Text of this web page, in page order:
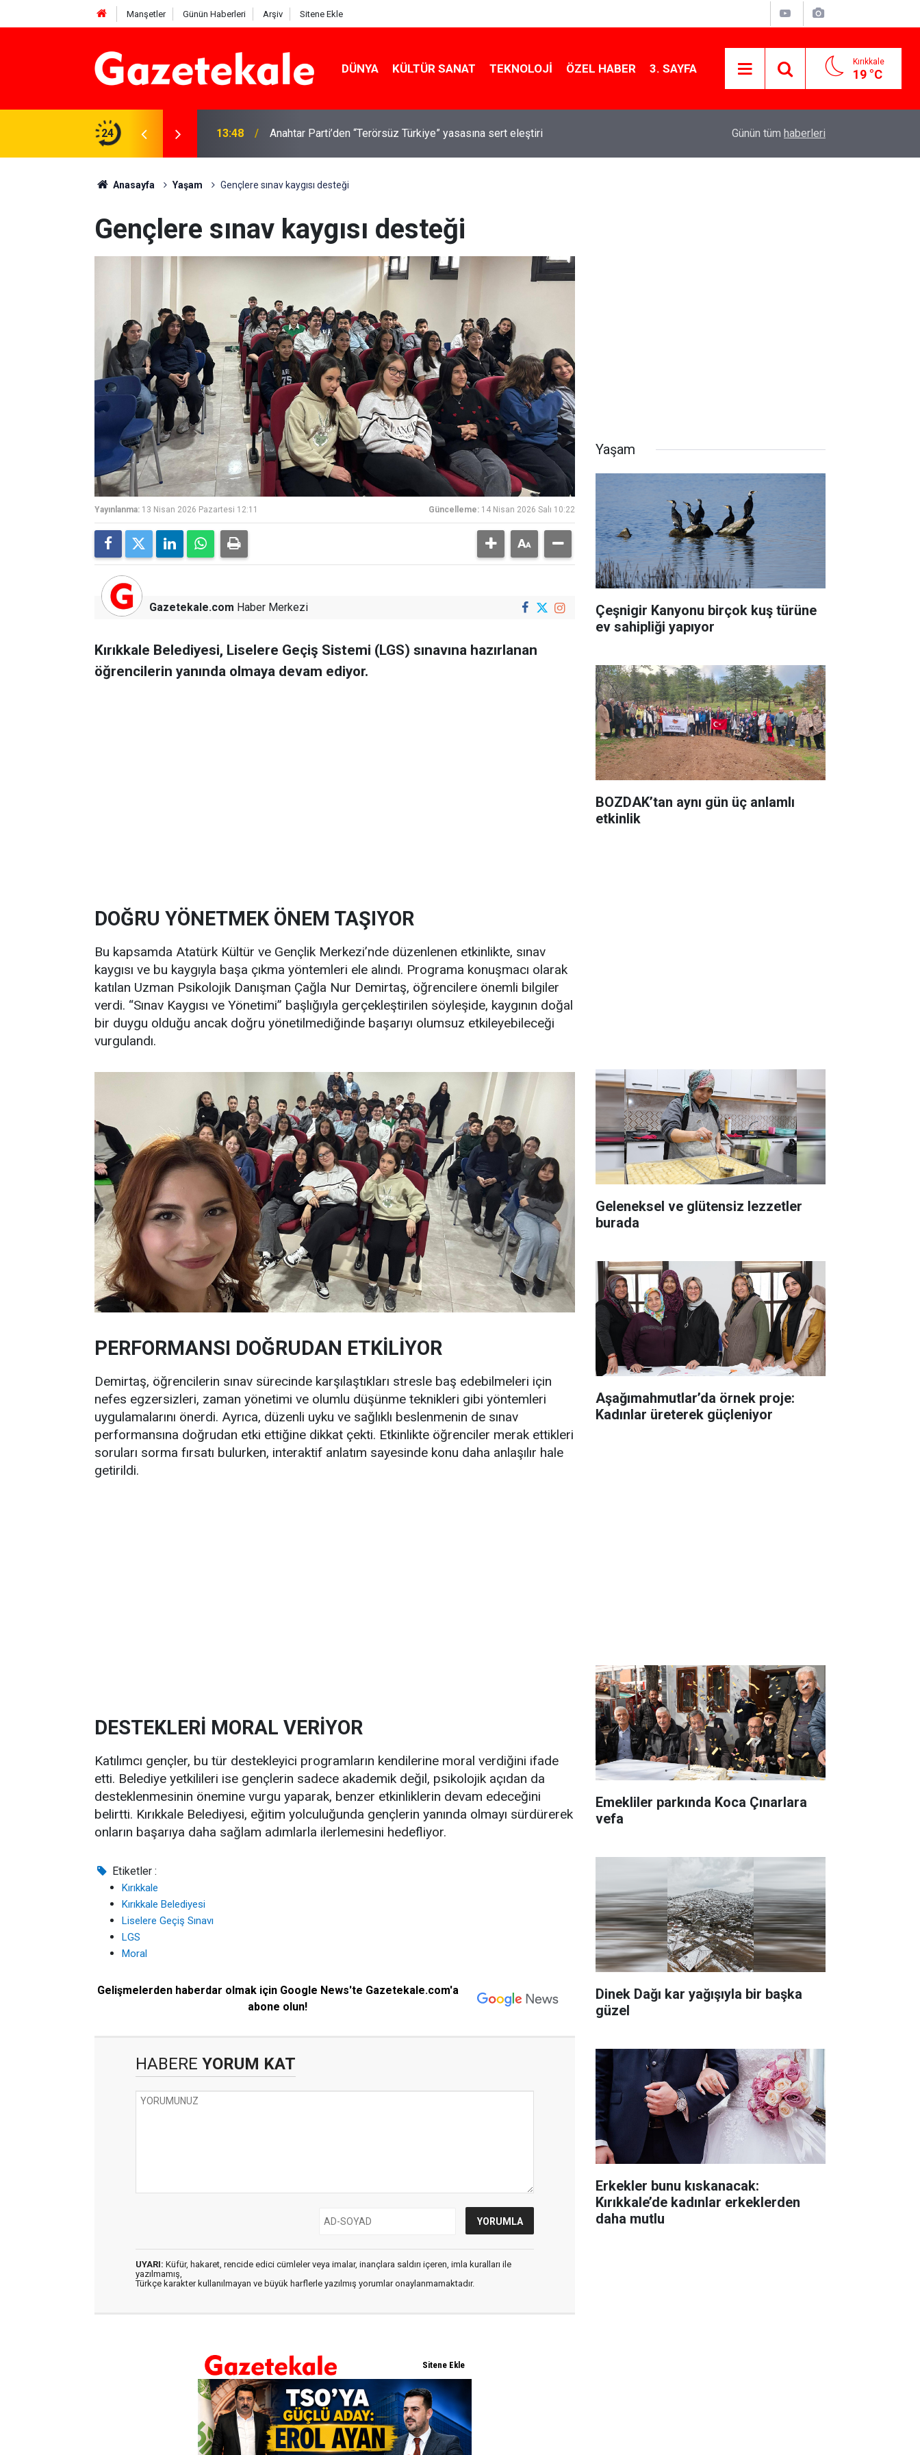
Manşetler Günün Haberleri Arşiv Sitene Ekle
DÜNYA KÜLTÜR SANAT TEKNOLOJI ÖZEL HABER 3. SAYFA Kırıkkale
19 °C
24
Beyaz Listeden aday 13:48 Anahtar Parti’den “Terörsüz Türkiye” yasasına sert eleştiri Kırıkkale’de hayvan hastalıklarına karşı
Günün tüm haberleri
Anasayfa Yaşam Gençlere sınav kaygısı desteği
Gençlere sınav kaygısı desteği
Yayınlanma: 13 Nisan 2026 Pazartesi 12:11 Güncelleme: 14 Nisan 2026 Salı 10:22
Gazetekale.com Haber Merkezi
Kırıkkale Belediyesi, Liselere Geçiş Sistemi (LGS) sınavına hazırlanan
öğrencilerin yanında olmaya devam ediyor.
DOĞRU YÖNETMEK ÖNEM TAŞIYOR
Bu kapsamda Atatürk Kültür ve Gençlik Merkezi’nde düzenlenen etkinlikte, sınav
kaygısı ve bu kaygıyla başa çıkma yöntemleri ele alındı. Programa konuşmacı olarak
katılan Uzman Psikolojik Danışman Çağla Nur Demirtaş, öğrencilere önemli bilgiler
verdi. “Sınav Kaygısı ve Yönetimi” başlığıyla gerçekleştirilen söyleşide, kaygının doğal
bir duygu olduğu ancak doğru yönetilmediğinde başarıyı olumsuz etkileyebileceği
vurgulandı.
PERFORMANSI DOĞRUDAN ETKİLİYOR
Demirtaş, öğrencilerin sınav sürecinde karşılaştıkları stresle baş edebilmeleri için
nefes egzersizleri, zaman yönetimi ve olumlu düşünme teknikleri gibi yöntemleri
uygulamalarını önerdi. Ayrıca, düzenli uyku ve sağlıklı beslenmenin de sınav
performansına doğrudan etki ettiğine dikkat çekti. Etkinlikte öğrenciler merak ettikleri
soruları sorma fırsatı bulurken, interaktif anlatım sayesinde konu daha anlaşılır hale
getirildi.
DESTEKLERİ MORAL VERİYOR
Katılımcı gençler, bu tür destekleyici programların kendilerine moral verdiğini ifade
etti. Belediye yetkilileri ise gençlerin sadece akademik değil, psikolojik açıdan da
desteklenmesinin önemine vurgu yaparak, benzer etkinliklerin devam edeceğini
belirtti. Kırıkkale Belediyesi, eğitim yolculuğunda gençlerin yanında olmayı sürdürerek
onların başarıya daha sağlam adımlarla ilerlemesini hedefliyor.
Etiketler :
Kırıkkale
Kırıkkale Belediyesi
Liselere Geçiş Sınavı
LGS
Moral
Gelişmelerden haberdar olmak için Google News'te Gazetekale.com'a
abone olun!
HABERE YORUM KAT
UYARI: Küfür, hakaret, rencide edici cümleler veya imalar, inançlara saldırı içeren, imla kuralları ile
yazılmamış,
Türkçe karakter kullanılmayan ve büyük harflerle yazılmış yorumlar onaylanmamaktadır.
Yaşam
Çeşnigir Kanyonu birçok kuş türüne
ev sahipliği yapıyor
BOZDAK’tan aynı gün üç anlamlı
etkinlik
Geleneksel ve glütensiz lezzetler
burada
Aşağımahmutlar’da örnek proje:
Kadınlar üreterek güçleniyor
Emekliler parkında Koca Çınarlara
vefa
Dinek Dağı kar yağışıyla bir başka
güzel
Erkekler bunu kıskanacak:
Kırıkkale’de kadınlar erkeklerden
daha mutlu